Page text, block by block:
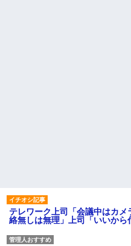
テレワーク上司「会議中はカ
絡無しは無理」上司「いいか